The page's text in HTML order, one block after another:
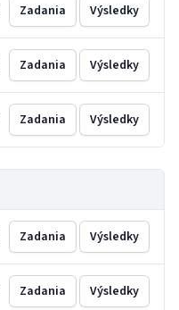
Zadania Výsledky
Zadania Výsledky
Zadania Výsledky
Zadania Výsledky
Zadania Výsledky